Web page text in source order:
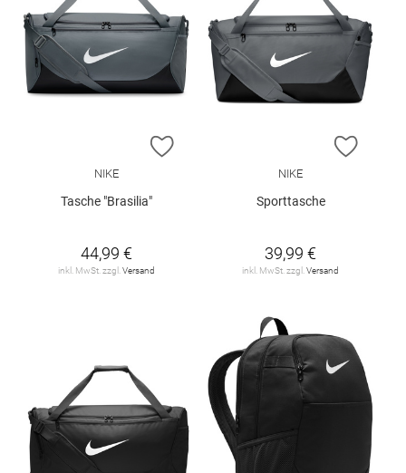
ZUR WUNSCHLISTE HINZUFÜGEN
NIKE
Tasche "Brasilia"
44,99 €
inkl. MwSt. zzgl. Versand
ZUR
NIKE
Sporttasche
39,99 €
inkl. MwSt. zzgl. Versand